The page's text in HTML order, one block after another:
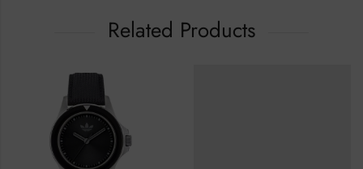
Related Products